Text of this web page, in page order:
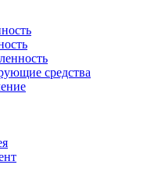
средства